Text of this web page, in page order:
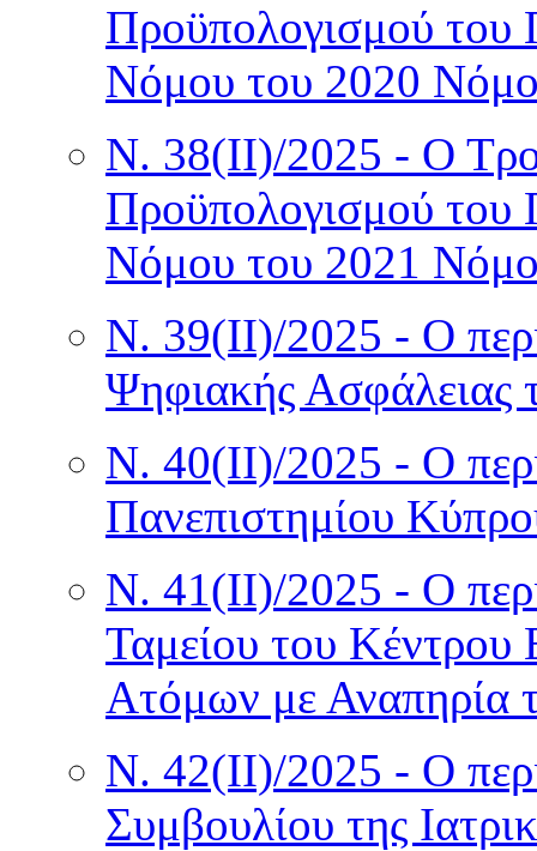
Προϋπολογισμού του
Νόμου του 2020
Ν. 38(II)/2025 - Ο
Προϋπολογισμού του
Νόμου του 2021
Ν. 39(II)/2025 - Ο
Ψηφιακής Ασφάλειας
Ν. 40(II)/2025 - Ο
Πανεπιστημίου
Ν. 41(II)/2025 - Ο
Ταμείου του Κέντρου
Ατόμων με Αναπηρία
Ν. 42(II)/2025 - Ο
Συμβουλίου της